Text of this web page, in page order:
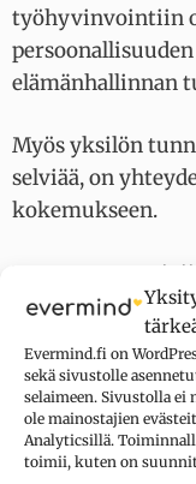
Evermind.fi on
sekä sivustolle
selaimeen. Sivustolla ei
ole mainostajien
Analyticsillä.
toimii, kuten on
työhyvinvointiin
elämänhallinnan
Myös yksilön
selviää, on
kokemukseen.
emotionaalisuus
työhyvinvointiin.
Se, millainen
pohjavirityksenä